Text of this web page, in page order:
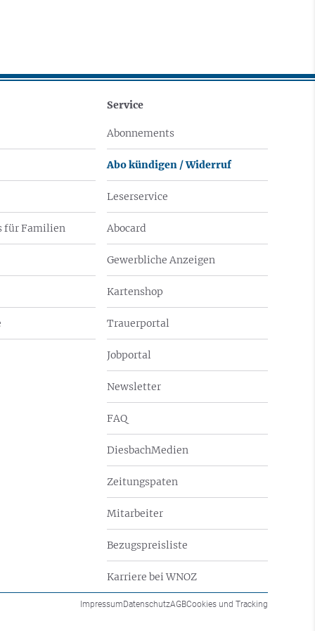
für Familien
Service
Abonnements
Abo kündigen / Widerruf
Leserservice
Abocard
Gewerbliche Anzeigen
Kartenshop
Trauerportal
Jobportal
Newsletter
FAQ
DiesbachMedien
Zeitungspaten
Mitarbeiter
Bezugspreisliste
Karriere bei WNOZ
ImpressumDatenschutzAGBCookies und Tracking